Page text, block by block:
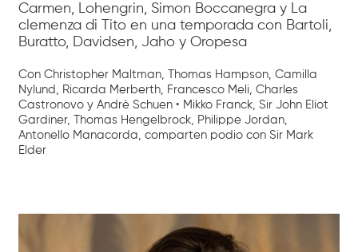
Carmen, Lohengrin, Simon Boccanegra y La
clemenza di Tito en una temporada con Bartoli,
Buratto, Davidsen, Jaho y Oropesa
Con Christopher Maltman, Thomas Hampson, Camilla
Nylund, Ricarda Merberth, Francesco Meli, Charles
Castronovo y Andrè Schuen • Mikko Franck, Sir John Eliot
Gardiner, Thomas Hengelbrock, Philippe Jordan,
Antonello Manacorda, comparten podio con Sir Mark
Elder